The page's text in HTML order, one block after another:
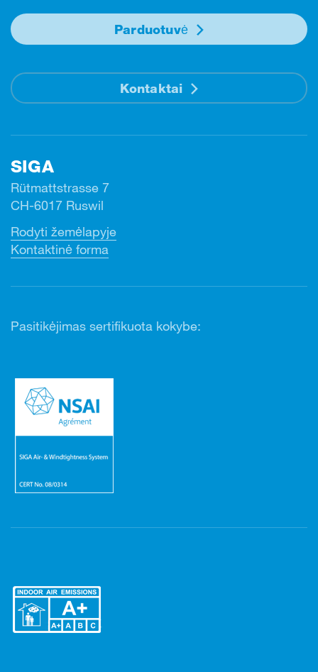
Parduotuvė
Kontaktai
SIGA
Rütmattstrasse 7
CH-6017 Ruswil
Rodyti žemėlapyje
Kontaktinė forma
Pasitikėjimas sertifikuota kokybe: